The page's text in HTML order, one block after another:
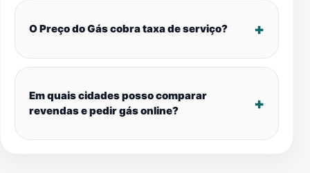
O Preço do Gás cobra taxa de serviço?
Em quais cidades posso comparar
revendas e pedir gás online?